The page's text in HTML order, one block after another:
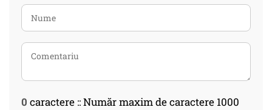
0 caractere :: Număr maxim de caractere 1000